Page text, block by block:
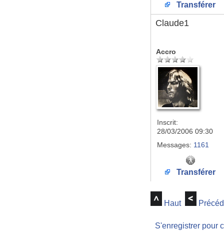
Transférer
Claude1
Accro
Inscrit:
28/03/2006 09:30
Messages: 1161
Transférer
Haut
S'enregistrer pour